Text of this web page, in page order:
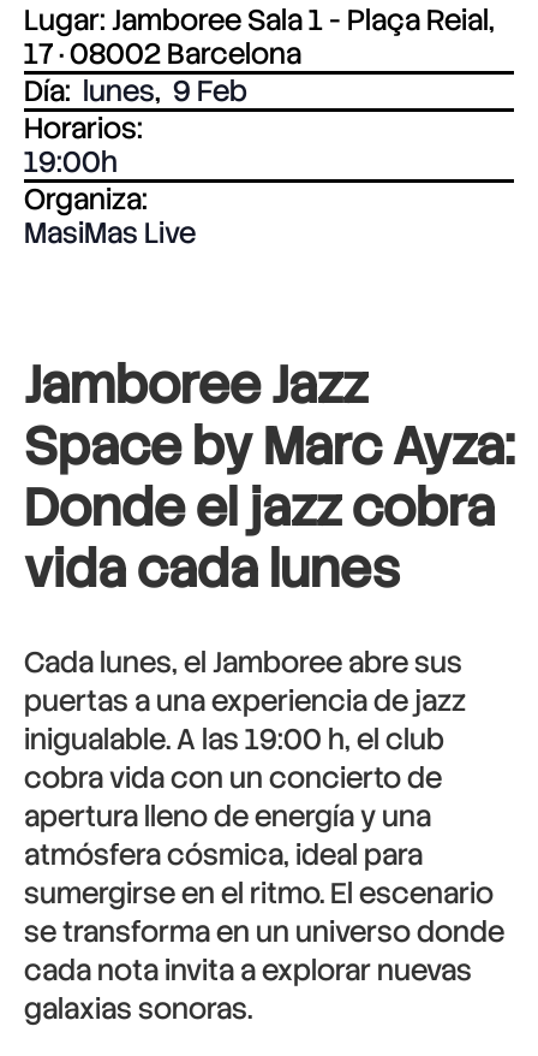
Lugar: Jamboree Sala 1 - Plaça Reial,
17 · 08002 Barcelona
Día: lunes, 9 Feb
Horarios:
19:00
Organiza:
MasiMas Live
Jamboree Jazz
Space by Marc Ayza:
Donde el jazz cobra
vida cada lunes
Cada lunes, el Jamboree abre sus
puertas a una experiencia de jazz
inigualable. A las 19:00 h, el club
cobra vida con un concierto de
apertura lleno de energía y una
atmósfera cósmica, ideal para
sumergirse en el ritmo. El escenario
se transforma en un universo donde
cada nota invita a explorar nuevas
galaxias sonoras.